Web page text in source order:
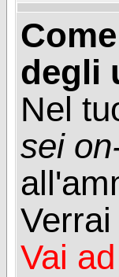
degli
Nel
sei
Vai